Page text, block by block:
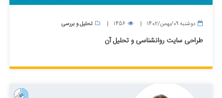
دوشنبه 09/بهمن/1402 1456 تحلیل و بررسی
طراحی سایت روانشناسی و تحلیل آن